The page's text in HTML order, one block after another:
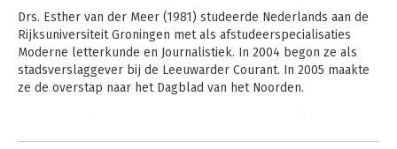
Drs. Esther van der Meer (1981) studeerde Nederlands aan de
Rijksuniversiteit Groningen met als afstudeerspecialisaties
Moderne letterkunde en Journalistiek. In 2004 begon ze als
stadsverslaggever bij de Leeuwarder Courant. In 2005 maakte
ze de overstap naar het Dagblad van het Noorden.
genomineerd voor de Groninger Persprijs met de serie